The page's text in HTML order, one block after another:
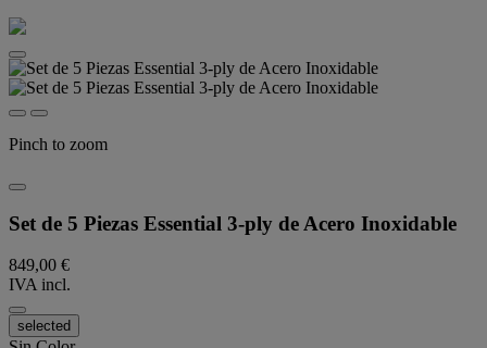
Pinch to zoom
Set de 5 Piezas Essential 3-ply de Acero Inoxidable
849,00 €
IVA incl.
selected